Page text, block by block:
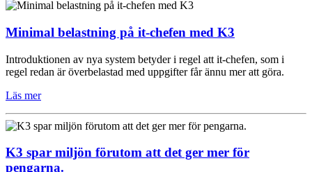
Minimal belastning på it-chefen med K3
Introduktionen av nya system betyder i regel att it-chefen, som i
regel redan är överbelastad med uppgifter får ännu mer att göra.
Läs mer
K3 spar miljön förutom att det ger mer för
pengarna.